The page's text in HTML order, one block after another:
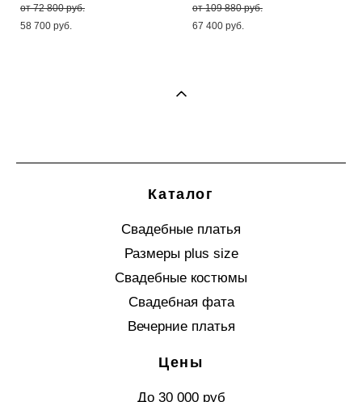
от 72 800 pуб.
58 700 pуб.
от 109 880 pуб.
67 400 pуб.
Каталог
Свадебные платья
Размеры plus size
Свадебные костюмы
Свадебная фата
Вечерние платья
Цены
До 30 000 руб